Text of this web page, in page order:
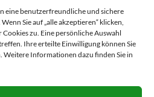
eine benutzerfreundliche und sichere
Sie auf „alle akzeptieren“ klicken,
zu. Eine persönliche Auswahl
Ihre erteilte Einwilligung können Sie
Informationen dazu finden Sie in
ANDERE RECHTSGEBIETE
für andere Rechtsgebiete